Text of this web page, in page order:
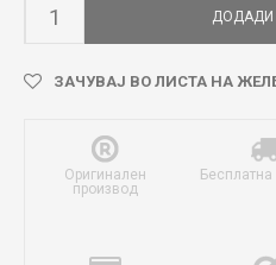
ЗАЧУВАЈ ВО ЛИСТА НА
Оригинален
производ